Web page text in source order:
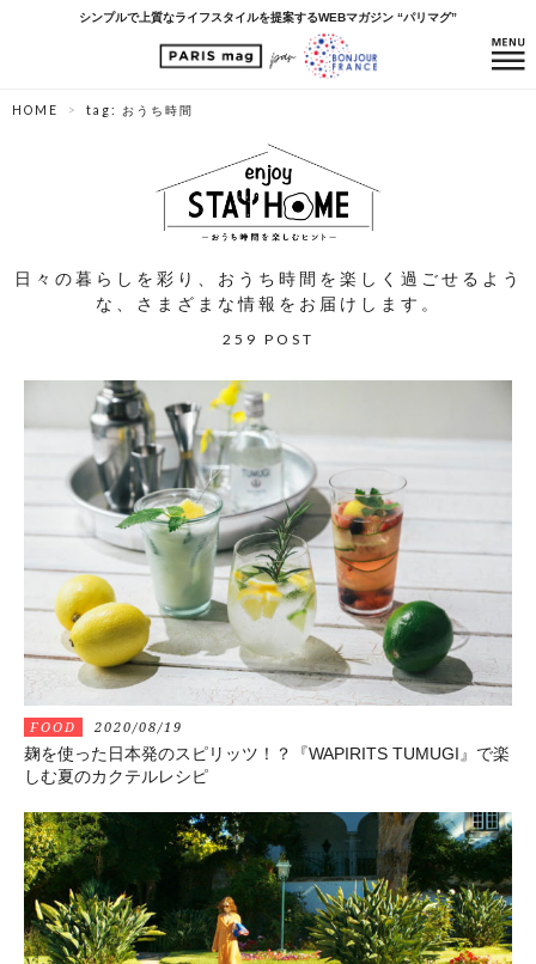
シンプルで上質なライフスタイルを提案するWEBマガジン “パリマグ”
HOME tag: おうち時間
日々の暮らしを彩り、おうち時間を楽しく過ごせるよう
な、さまざまな情報をお届けします。
259 POST
FOOD 2020/08/19
麹を使った日本発のスピリッツ！？『WAPIRITS TUMUGI』で楽
しむ夏のカクテルレシピ